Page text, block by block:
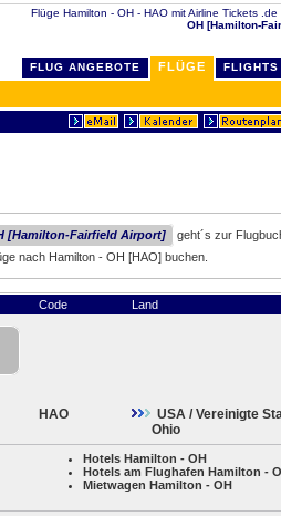
Flüge Hamilton - OH - HAO mit Airline Tickets
OH [Hamilton-
FLUG ANGEBOTE FLÜGE FLIGHTS
[Hamilton-Fairfield Airport]
geht´s zur
nach Hamilton - OH [HAO] buchen.
Code Land
HAO
USA / Vereinigte
Ohio
Hotels Hamilton - OH
Hotels am Flughafen Hamilton -
Mietwagen Hamilton - OH